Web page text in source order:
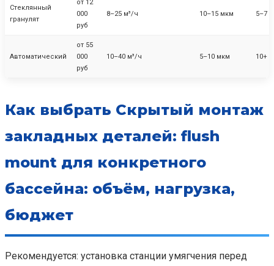
Стеклянный
гранулят
от 12
000
руб
8–25 м³/ч 10–15 мкм 5–7
Автоматический
от 55
000
руб
10–40 м³/ч 5–10 мкм 10+
Как выбрать Скрытый монтаж
закладных деталей: flush
mount для конкретного
бассейна: объём, нагрузка,
бюджет
Рекомендуется: установка станции умягчения перед